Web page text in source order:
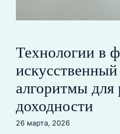
Технологии в
алгоритмы для
доходности
26 марта, 2026